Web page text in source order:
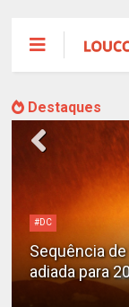
Destaques
Alejandro G. Iñárritu
Tom Cruise
calvo no